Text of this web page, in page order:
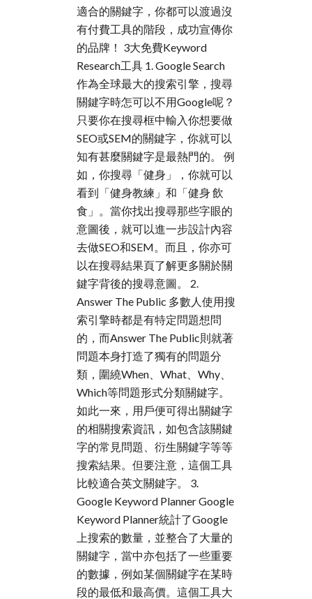
適合的關鍵字，你都可以渡過沒
有付費工具的階段，成功宣傳你
的品牌！ 3大免費Keyword
Research工具 1. Google Search
作為全球最大的搜索引擎，搜尋
關鍵字時怎可以不用Google呢？
只要你在搜尋框中輸入你想要做
SEO或SEM的關鍵字，你就可以
知有甚麼關鍵字是最熱門的。 例
如，你搜尋「健身」，你就可以
看到「健身教練」和「健身 飲
食」。當你找出搜尋那些字眼的
意圖後，就可以進一步設計內容
去做SEO和SEM。而且，你亦可
以在搜尋結果頁了解更多關於關
鍵字背後的搜尋意圖。 2.
Answer The Public 多數人使用搜
索引擎時都是有特定問題想問
的，而Answer The Public則就著
問題本身打造了獨有的問題分
類，圍繞When、What、Why、
Which等問題形式分類關鍵字。
如此一來，用戶便可得出關鍵字
的相關搜索資訊，如包含該關鍵
字的常見問題、衍生關鍵字等等
搜索結果。但要注意，這個工具
比較適合英文關鍵字。 3.
Google Keyword Planner Google
Keyword Planner統計了Google
上搜索的數量，並整合了大量的
關鍵字，當中亦包括了一些重要
的數據，例如某個關鍵字在某時
段的最低和最高價。這個工具大